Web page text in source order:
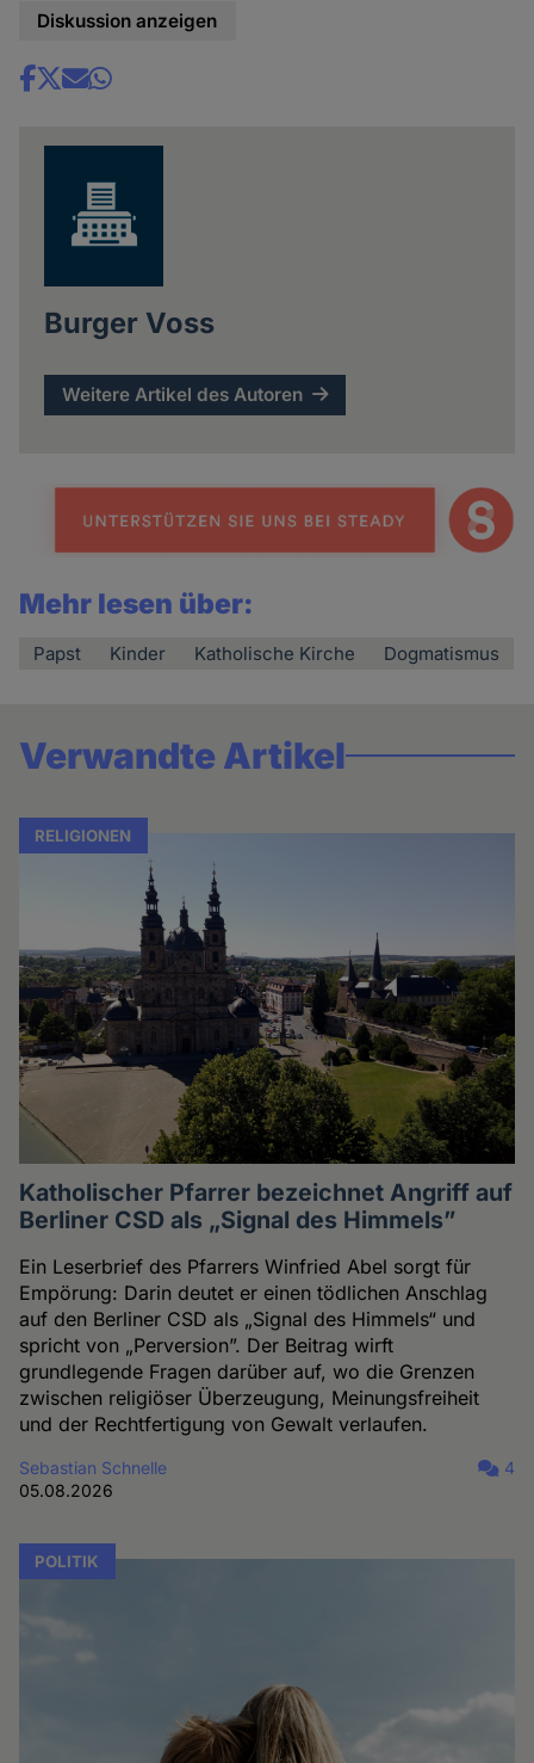
Diskussion anzeigen
Share
Burger Voss
Weitere Artikel des Autoren
Mehr lesen über:
Papst Kinder Katholische Kirche Dogmatismus
Verwandte Artikel
RELIGIONEN
Katholischer Pfarrer bezeichnet Angriff auf
Berliner CSD als „Signal des Himmels”
Ein Leserbrief des Pfarrers Winfried Abel sorgt für
Empörung: Darin deutet er einen tödlichen Anschlag
auf den Berliner CSD als „Signal des Himmels“ und
spricht von „Perversion”. Der Beitrag wirft
grundlegende Fragen darüber auf, wo die Grenzen
zwischen religiöser Überzeugung, Meinungsfreiheit
und der Rechtfertigung von Gewalt verlaufen.
Sebastian Schnelle
05.08.2026
4
POLITIK